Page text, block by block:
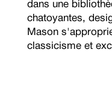
dans une
chatoyantes,
Mason
classicisme et